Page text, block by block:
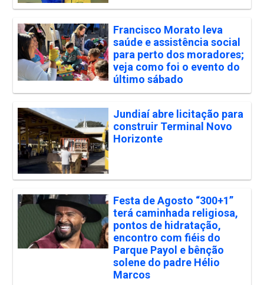
Francisco Morato leva
saúde e assistência social
para perto dos moradores;
veja como foi o evento do
último sábado
Jundiaí abre licitação para
construir Terminal Novo
Horizonte
Festa de Agosto “300+1”
terá caminhada religiosa,
pontos de hidratação,
encontro com fiéis do
Parque Payol e bênção
solene do padre Hélio
Marcos